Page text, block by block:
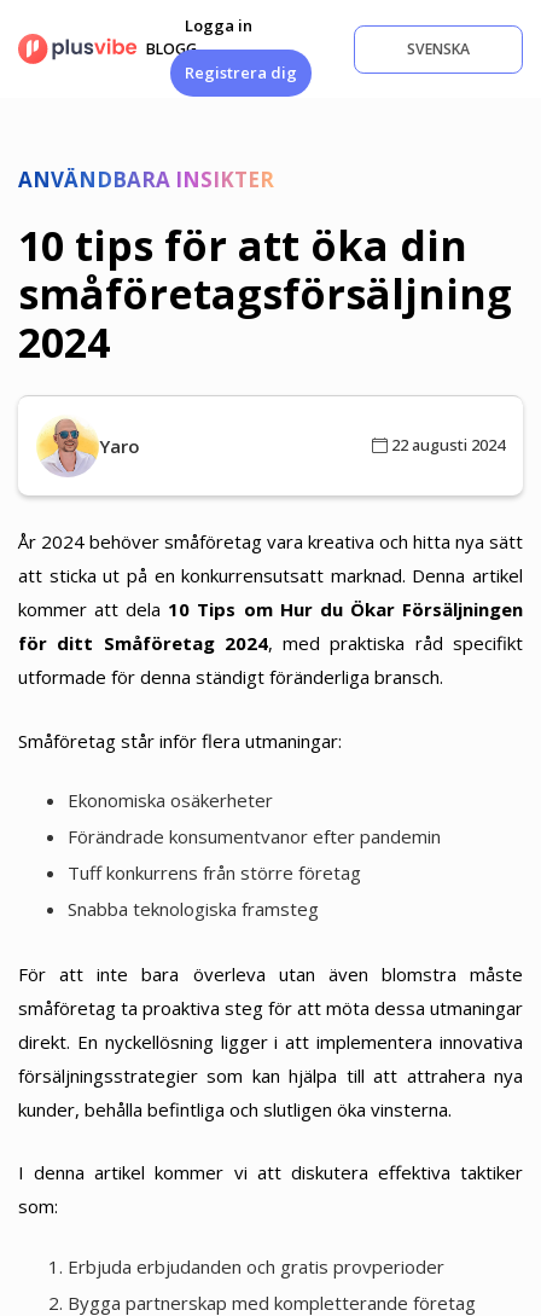
innehåll
BLOGG
Logga in
Registrera dig
SVENSKA
ANVÄNDBARA INSIKTER
10 tips för att öka din
småföretagsförsäljning
2024
Yaro 22 augusti 2024
År 2024 behöver småföretag vara kreativa och hitta nya sätt
att sticka ut på en konkurrensutsatt marknad. Denna artikel
kommer att dela 10 Tips om Hur du Ökar Försäljningen
för ditt Småföretag 2024, med praktiska råd specifikt
utformade för denna ständigt föränderliga bransch.
Småföretag står inför flera utmaningar:
Ekonomiska osäkerheter
Förändrade konsumentvanor efter pandemin
Tuff konkurrens från större företag
Snabba teknologiska framsteg
För att inte bara överleva utan även blomstra måste
småföretag ta proaktiva steg för att möta dessa utmaningar
direkt. En nyckellösning ligger i att implementera innovativa
försäljningsstrategier som kan hjälpa till att attrahera nya
kunder, behålla befintliga och slutligen öka vinsterna.
I denna artikel kommer vi att diskutera effektiva taktiker
som:
Erbjuda erbjudanden och gratis provperioder
Bygga partnerskap med kompletterande företag